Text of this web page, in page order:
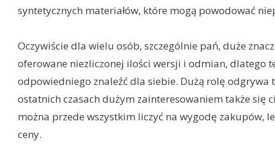
syntetycznych materiałów, które mogą powodować
Oczywiście dla wielu osób, szczególnie pań, duże
oferowane niezliczonej ilości wersji i odmian, dlatego
odpowiedniego znaleźć dla siebie. Dużą rolę
ostatnich czasach dużym zainteresowaniem także się
można przede wszystkim liczyć na wygodę zakupów,
ceny.